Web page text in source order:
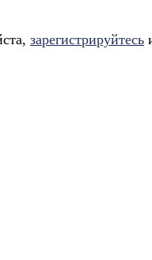
зарегистрируйтесь